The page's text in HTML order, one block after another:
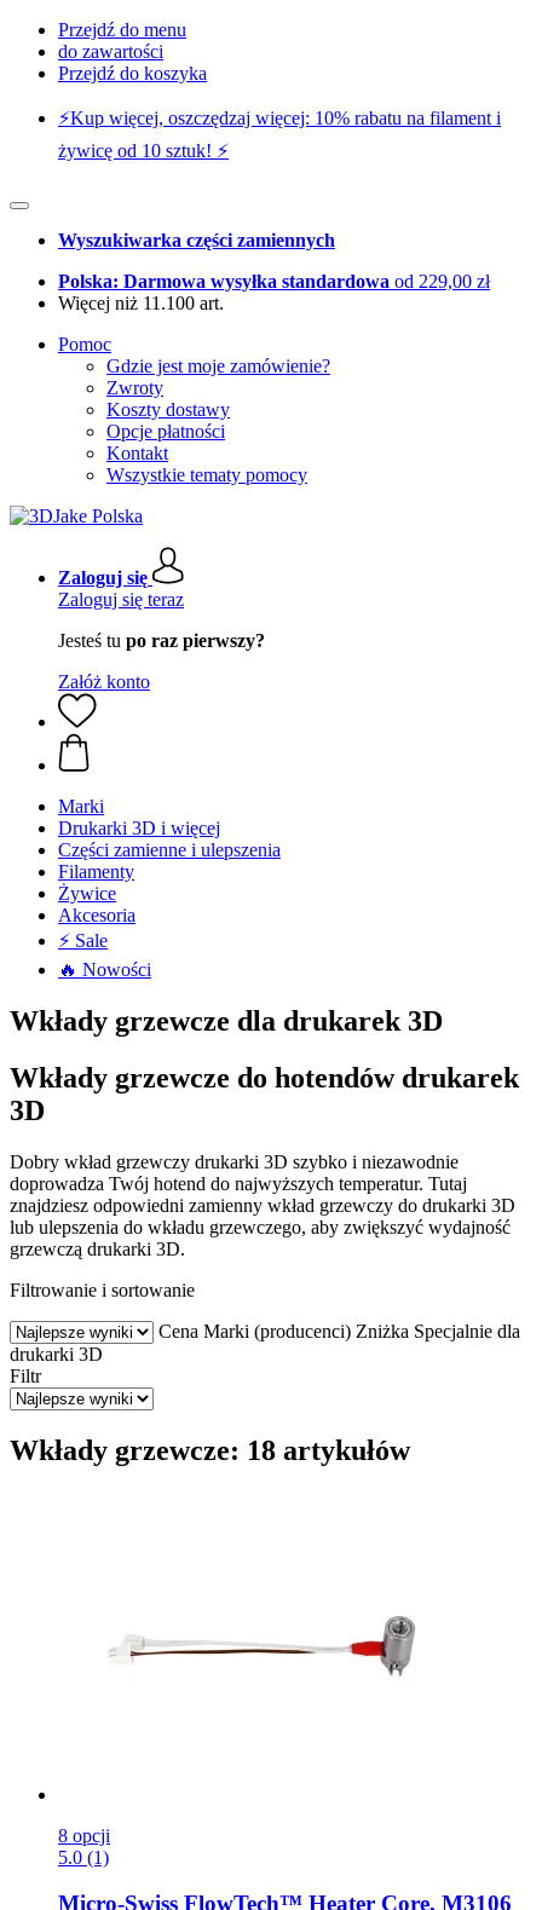
Przejdź do menu
do zawartości
Przejdź do koszyka
⚡️Kup więcej, oszczędzaj więcej: 10% rabatu na filament i
żywicę od 10 sztuk! ⚡️
Wyszukiwarka części zamiennych
Polska: Darmowa wysyłka standardowa od 229,00 zł
Więcej niż 11.100 art.
Pomoc
Gdzie jest moje zamówienie?
Zwroty
Koszty dostawy
Opcje płatności
Kontakt
Wszystkie tematy pomocy
Zaloguj się
Zaloguj się teraz
Jesteś tu po raz pierwszy?
Załóż konto
Marki
Drukarki 3D i więcej
Części zamienne i ulepszenia
Filamenty
Żywice
Akcesoria
⚡ Sale
🔥 Nowości
Wkłady grzewcze dla drukarek 3D
Wkłady grzewcze do hotendów drukarek
3D
Dobry wkład grzewczy drukarki 3D szybko i niezawodnie
doprowadza Twój hotend do najwyższych temperatur. Tutaj
znajdziesz odpowiedni zamienny wkład grzewczy do drukarki 3D
lub ulepszenia do wkładu grzewczego, aby zwiększyć wydajność
grzewczą drukarki 3D.
Filtrowanie i sortowanie
Cena Marki (producenci) Zniżka Specjalnie dla
drukarki 3D
Filtr
Wkłady grzewcze: 18 artykułów
8 opcji
5.0 (1)
Micro-Swiss FlowTech™ Heater Core, M3106